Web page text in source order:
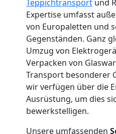
Teppichtransport und
Expertise umfasst
von Europaletten und
Gegenständen. Ganz
Umzug von
Verpacken von
Transport besonderer
wir verfügen über die
Ausrüstung, um dies
bewerkstelligen.
Unsere umfassenden
Wolfsberg
Wolfsberg
Umzug